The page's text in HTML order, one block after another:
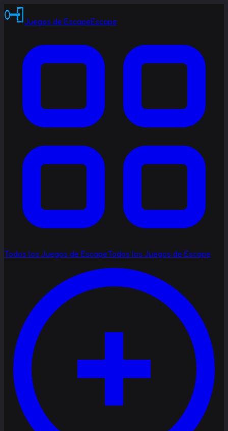
Juegos de EscapeEscape
Todos los Juegos de EscapeTodos los Juegos de Escape